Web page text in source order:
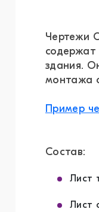
Чертежи
здания.
монтажа
Пример
Состав:
Лист
Лист